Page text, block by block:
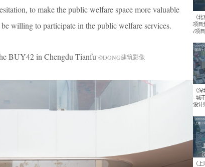
to make the public welfare space more valuable
willing to participate in the public welfare services.
BUY42 in Chengdu Tianfu ©DONG建筑影像